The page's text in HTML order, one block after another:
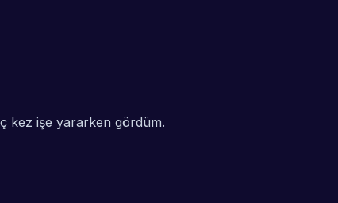
kez işe yararken gördüm.